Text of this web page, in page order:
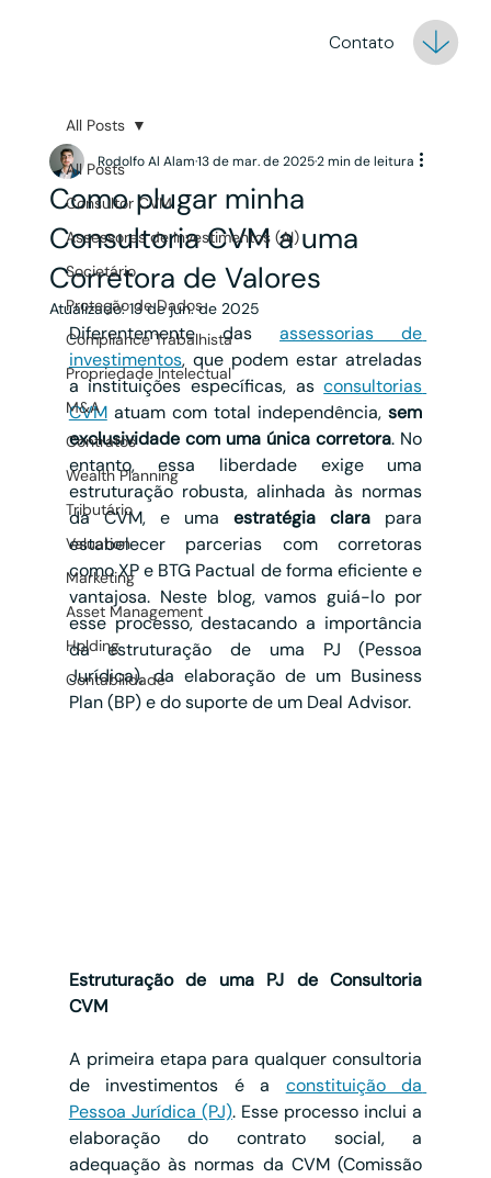
Contato
All Posts
Consultor CVM
Assessores de Investimentos (AI)
Societário
Proteção de Dados
Compliance Trabalhista
Propriedade Intelectual
M&A
Contratos
Wealth Planning
Tributário
Valuation
Marketing
Asset Management
Holding
Contabilidade
All Posts
Como plugar minha
Consultoria CVM a uma
Corretora de Valores
Rodolfo Al Alam13 de mar. de 20252 min de leitura
Atualizado:13 de jun. de 2025
Diferentemente das assessorias de
investimentos, que podem estar atreladas
a instituições específicas, as consultorias
CVM atuam com total independência, sem
exclusividade com uma única corretora. No
entanto, essa liberdade exige uma
estruturação robusta, alinhada às normas
da CVM, e uma estratégia clara para
estabelecer parcerias com corretoras
como XP e BTG Pactual de forma eficiente e
vantajosa. Neste blog, vamos guiá-lo por
esse processo, destacando a importância
da estruturação de uma PJ (Pessoa
Jurídica), da elaboração de um Business
Plan (BP) e do suporte de um Deal Advisor.
Estruturação de uma PJ de Consultoria
CVM
A primeira etapa para qualquer consultoria
de investimentos é a constituição da
Pessoa Jurídica (PJ). Esse processo inclui a
elaboração do contrato social, a
adequação às normas da CVM (Comissão